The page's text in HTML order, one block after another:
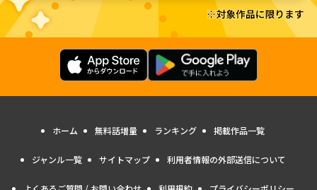
ホーム 無料話増量 ランキング 掲載作品一覧
ジャンル一覧 サイトマップ 利用者情報の外部送信について